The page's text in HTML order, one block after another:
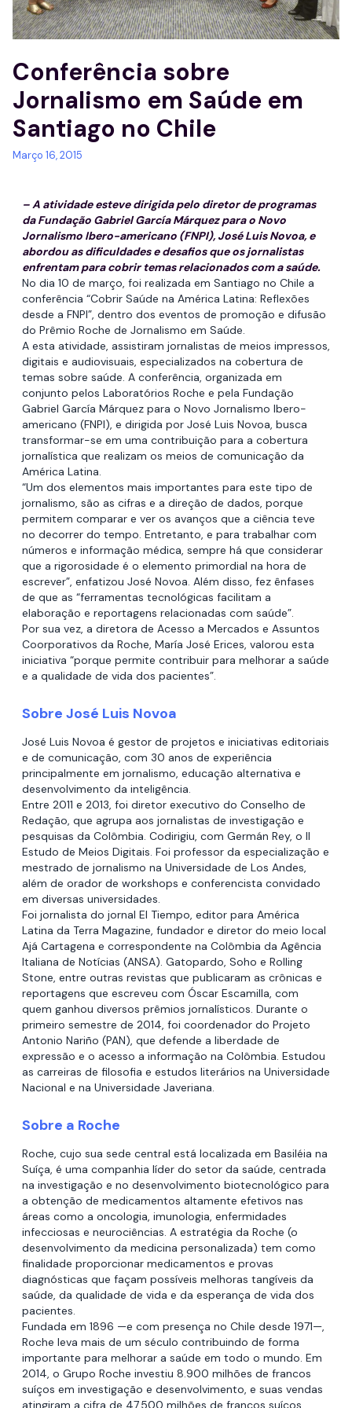
Conferência sobre
Jornalismo em Saúde em
Santiago no Chile
Março 16, 2015
– A atividade esteve dirigida pelo diretor de programas
da Fundação Gabriel García Márquez para o Novo
Jornalismo Ibero-americano (FNPI), José Luis Novoa, e
abordou as dificuldades e desafios que os jornalistas
enfrentam para cobrir temas relacionados com a saúde.
No dia 10 de março, foi realizada em Santiago no Chile a
conferência “Cobrir Saúde na América Latina: Reflexões
desde a FNPI”, dentro dos eventos de promoção e difusão
do Prêmio Roche de Jornalismo em Saúde.
A esta atividade, assistiram jornalistas de meios impressos,
digitais e audiovisuais, especializados na cobertura de
temas sobre saúde. A conferência, organizada em
conjunto pelos Laboratórios Roche e pela Fundação
Gabriel García Márquez para o Novo Jornalismo Ibero-
americano (FNPI), e dirigida por José Luis Novoa, busca
transformar-se em uma contribuição para a cobertura
jornalística que realizam os meios de comunicação da
América Latina.
“Um dos elementos mais importantes para este tipo de
jornalismo, são as cifras e a direção de dados, porque
permitem comparar e ver os avanços que a ciência teve
no decorrer do tempo. Entretanto, e para trabalhar com
números e informação médica, sempre há que considerar
que a rigorosidade é o elemento primordial na hora de
escrever”, enfatizou José Novoa. Além disso, fez ênfases
de que as “ferramentas tecnológicas facilitam a
elaboração e reportagens relacionadas com saúde”.
Por sua vez, a diretora de Acesso a Mercados e Assuntos
Coorporativos da Roche, María José Erices, valorou esta
iniciativa “porque permite contribuir para melhorar a saúde
e a qualidade de vida dos pacientes”.
Sobre José Luis Novoa
José Luis Novoa é gestor de projetos e iniciativas editoriais
e de comunicação, com 30 anos de experiência
principalmente em jornalismo, educação alternativa e
desenvolvimento da inteligência.
Entre 2011 e 2013, foi diretor executivo do Conselho de
Redação, que agrupa aos jornalistas de investigação e
pesquisas da Colômbia. Codirigiu, com Germán Rey, o II
Estudo de Meios Digitais. Foi professor da especialização e
mestrado de jornalismo na Universidade de Los Andes,
além de orador de workshops e conferencista convidado
em diversas universidades.
Foi jornalista do jornal El Tiempo, editor para América
Latina da Terra Magazine, fundador e diretor do meio local
Ajá Cartagena e correspondente na Colômbia da Agência
Italiana de Notícias (ANSA). Gatopardo, Soho e Rolling
Stone, entre outras revistas que publicaram as crônicas e
reportagens que escreveu com Óscar Escamilla, com
quem ganhou diversos prêmios jornalísticos. Durante o
primeiro semestre de 2014, foi coordenador do Projeto
Antonio Nariño (PAN), que defende a liberdade de
expressão e o acesso a informação na Colômbia. Estudou
as carreiras de filosofia e estudos literários na Universidade
Nacional e na Universidade Javeriana.
Sobre a Roche
Roche, cujo sua sede central está localizada em Basiléia na
Suíça, é uma companhia líder do setor da saúde, centrada
na investigação e no desenvolvimento biotecnológico para
a obtenção de medicamentos altamente efetivos nas
áreas como a oncologia, imunologia, enfermidades
infecciosas e neurociências. A estratégia da Roche (o
desenvolvimento da medicina personalizada) tem como
finalidade proporcionar medicamentos e provas
diagnósticas que façam possíveis melhoras tangíveis da
saúde, da qualidade de vida e da esperança de vida dos
pacientes.
Fundada em 1896 —e com presença no Chile desde 1971—,
Roche leva mais de um século contribuindo de forma
importante para melhorar a saúde em todo o mundo. Em
2014, o Grupo Roche investiu 8.900 milhões de francos
suíços em investigação e desenvolvimento, e suas vendas
atingiram a cifra de 47.500 milhões de francos suíços.